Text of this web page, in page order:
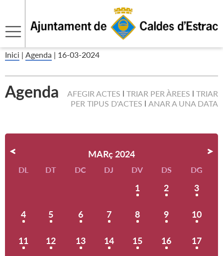
Inici | Agenda | 16-03-2024
Agenda AFEGIR ACTES TRIAR PER ÀREES
TRIAR
PER TIPUS D'ACTES
ANAR A UNA DATA
MARç 2024
DL DT DC DJ DV DS DG
1 2 3
4 5 6 7 8 9 10
11 12 13 14 15 16 17